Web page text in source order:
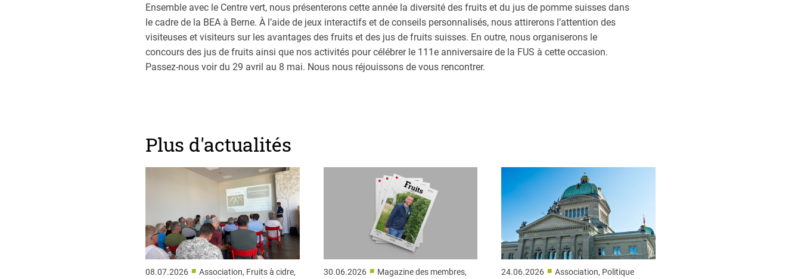
Ensemble avec le Centre vert, nous présenterons cette année la diversité des fruits et du jus de pomme suisses dans
le cadre de la BEA à Berne. À l’aide de jeux interactifs et de conseils personnalisés, nous attirerons l’attention des
visiteuses et visiteurs sur les avantages des fruits et des jus de fruits suisses. En outre, nous organiserons le
concours des jus de fruits ainsi que nos activités pour célébrer le 111e anniversaire de la FUS à cette occasion.
Passez-nous voir du 29 avril au 8 mai. Nous nous réjouissons de vous rencontrer.
Plus d'actualités
08.07.2026 ■ Association, Fruits à cidre,
30.06.2026 ■ Magazine des membres,
24.06.2026 ■ Association, Politique